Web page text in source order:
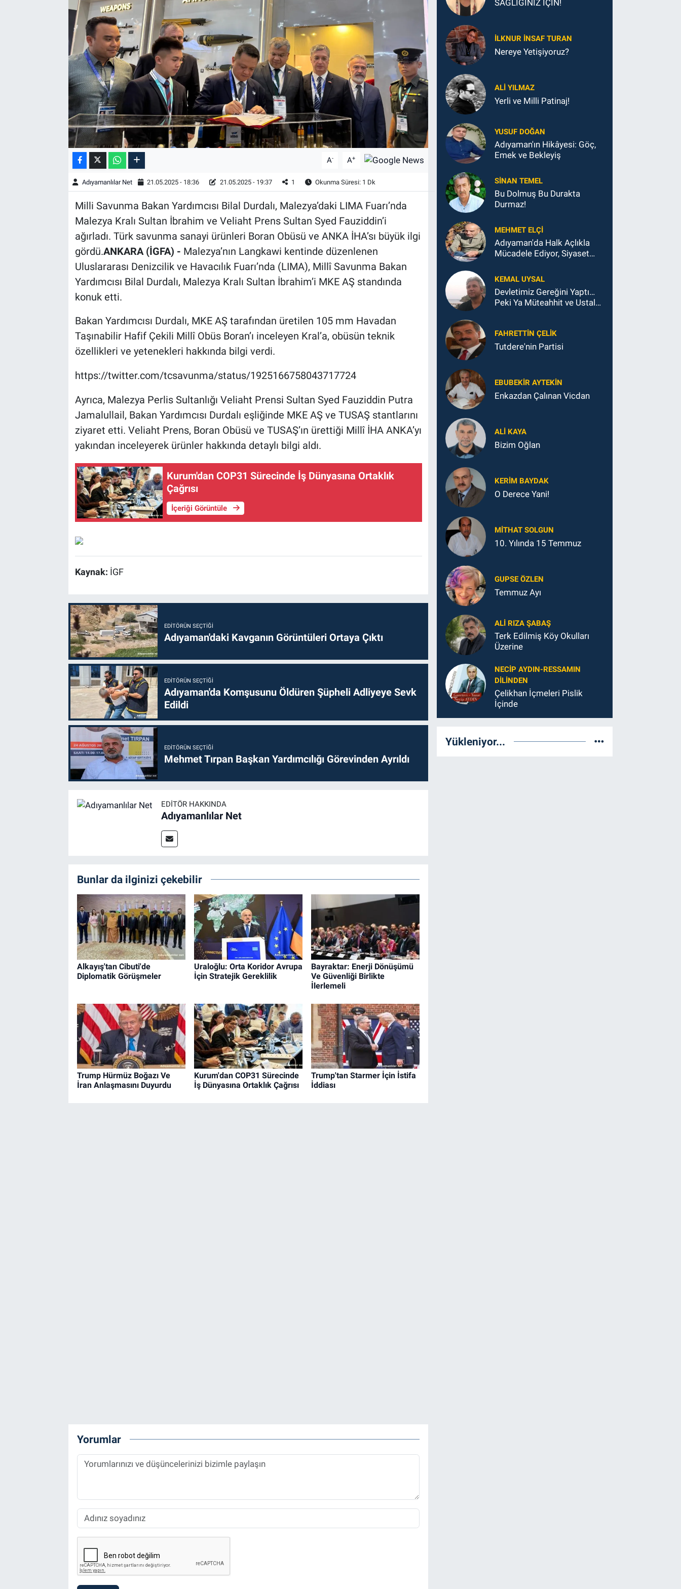
A- A+
Adıyamanlılar Net 21.05.2025 - 18:36 21.05.2025 - 19:37 1 Okunma Süresi: 1 Dk
Milli Savunma Bakan Yardımcısı Bilal Durdalı, Malezya’daki LIMA Fuarı’nda
Malezya Kralı Sultan İbrahim ve Veliaht Prens Sultan Syed Fauziddin’i
ağırladı. Türk savunma sanayi ürünleri Boran Obüsü ve ANKA İHA’sı büyük ilgi
gördü.ANKARA (İGFA) - Malezya’nın Langkawi kentinde düzenlenen
Uluslararası Denizcilik ve Havacılık Fuarı’nda (LIMA), Millî Savunma Bakan
Yardımcısı Bilal Durdalı, Malezya Kralı Sultan İbrahim’i MKE AŞ standında
konuk etti.
Bakan Yardımcısı Durdalı, MKE AŞ tarafından üretilen 105 mm Havadan
Taşınabilir Hafif Çekili Millî Obüs Boran’ı inceleyen Kral’a, obüsün teknik
özellikleri ve yetenekleri hakkında bilgi verdi.
https://twitter.com/tcsavunma/status/1925166758043717724
Ayrıca, Malezya Perlis Sultanlığı Veliaht Prensi Sultan Syed Fauziddin Putra
Jamalullail, Bakan Yardımcısı Durdalı eşliğinde MKE AŞ ve TUSAŞ stantlarını
ziyaret etti. Veliaht Prens, Boran Obüsü ve TUSAŞ’ın ürettiği Millî İHA ANKA’yı
yakından inceleyerek ürünler hakkında detaylı bilgi aldı.
Kurum'dan COP31 Sürecinde İş Dünyasına Ortaklık
Çağrısı
İçeriği Görüntüle
Kaynak: İGF
EDITÖRÜN SEÇTIĞI
Adıyaman'daki Kavganın Görüntüleri Ortaya Çıktı
EDITÖRÜN SEÇTIĞI
Adıyaman'da Komşusunu Öldüren Şüpheli Adliyeye Sevk
Edildi
EDITÖRÜN SEÇTIĞI
Mehmet Tırpan Başkan Yardımcılığı Görevinden Ayrıldı
EDITÖR HAKKINDA
Adıyamanlılar Net
Bunlar da ilginizi çekebilir
Alkayış'tan Cibuti'de
Diplomatik Görüşmeler
Uraloğlu: Orta Koridor Avrupa
İçin Stratejik Gereklilik
Bayraktar: Enerji Dönüşümü
Ve Güvenliği Birlikte
İlerlemeli
Trump Hürmüz Boğazı Ve
İran Anlaşmasını Duyurdu
Kurum'dan COP31 Sürecinde
İş Dünyasına Ortaklık Çağrısı
Trump'tan Starmer İçin İstifa
İddiası
Yorumlar
SAĞLIĞINIZ İÇİN!
İLKNUR İNSAF TURAN
Nereye Yetişiyoruz?
ALI YILMAZ
Yerli ve Milli Patinaj!
YUSUF DOĞAN
Adıyaman'ın Hikâyesi: Göç,
Emek ve Bekleyiş
SINAN TEMEL
Bu Dolmuş Bu Durakta
Durmaz!
MEHMET ELÇI
Adıyaman'da Halk Açlıkla
Mücadele Ediyor, Siyaset
KEMAL UYSAL
Devletimiz Gereğini Yaptı…
Peki Ya Müteahhit ve Ustalar
FAHRETTIN ÇELİK
Tutdere'nin Partisi
EBUBEKIR AYTEKIN
Enkazdan Çalınan Vicdan
ALI KAYA
Bizim Oğlan
KERIM BAYDAK
O Derece Yani!
MITHAT SOLGUN
10. Yılında 15 Temmuz
GUPSE ÖZLEN
Temmuz Ayı
ALI RIZA ŞABAŞ
Terk Edilmiş Köy Okulları
Üzerine
NECIP AYDIN-RESSAMIN
DILINDEN
Çelikhan İçmeleri Pislik
İçinde
Yükleniyor...
Kültür Sanat
Şambayat Haber